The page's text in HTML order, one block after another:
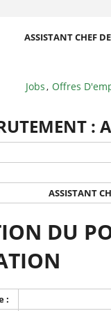
ASSISTANT CHEF
Jobs, Offres
:
ASSISTANT
DU
: